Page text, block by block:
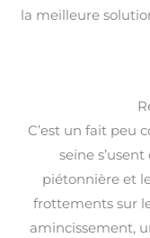
la meilleure
C’est un fait peu
seine
piétonnière et
frottements sur
amincissement,